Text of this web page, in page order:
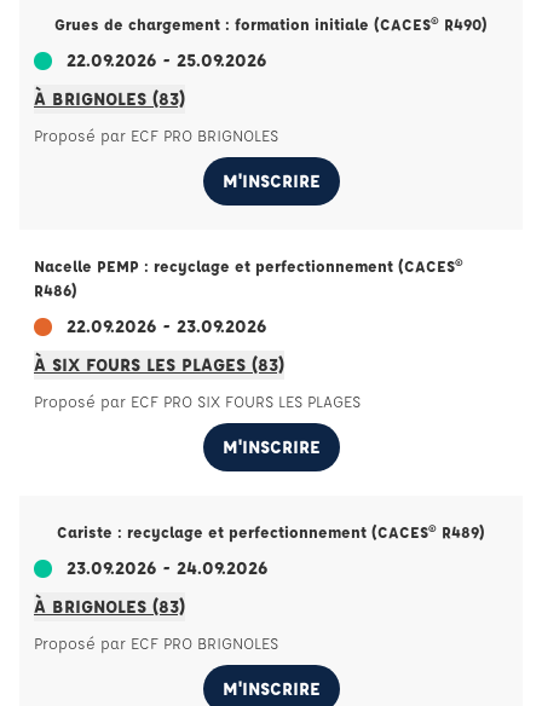
Grues de chargement : formation initiale (CACES® R490)
22.09.2026 - 25.09.2026
À BRIGNOLES (83)
Proposé par ECF PRO BRIGNOLES
M'INSCRIRE
Nacelle PEMP : recyclage et perfectionnement (CACES®
R486)
22.09.2026 - 23.09.2026
À SIX FOURS LES PLAGES (83)
Proposé par ECF PRO SIX FOURS LES PLAGES
M'INSCRIRE
Cariste : recyclage et perfectionnement (CACES® R489)
23.09.2026 - 24.09.2026
À BRIGNOLES (83)
Proposé par ECF PRO BRIGNOLES
M'INSCRIRE